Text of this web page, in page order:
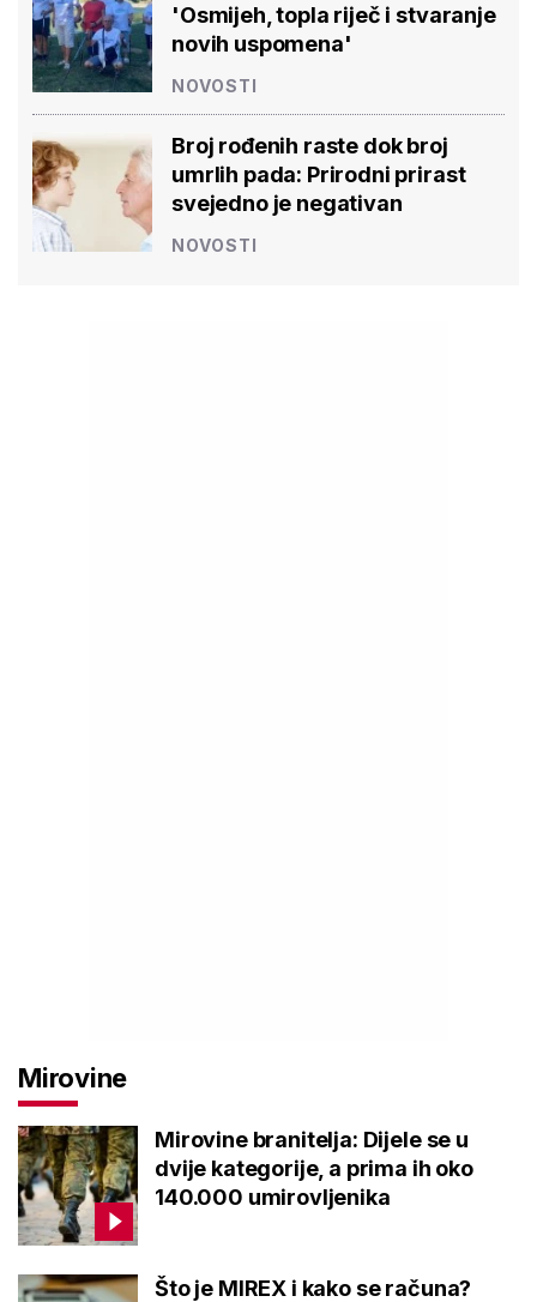
'Osmijeh, topla riječ i stvaranje
novih uspomena'
NOVOSTI
Broj rođenih raste dok broj
umrlih pada: Prirodni prirast
svejedno je negativan
NOVOSTI
Mirovine
Mirovine branitelja: Dijele se u
dvije kategorije, a prima ih oko
140.000 umirovljenika
Što je MIREX i kako se računa?